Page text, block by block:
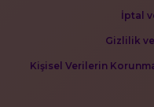
İptal
Gizlilik
Kişisel Verilerin